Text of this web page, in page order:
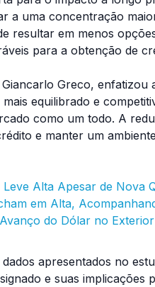
a uma concentração
resultar em menos
para a obtenção de
Greco,
equilibrado e
como um todo. A
e manter um
Leve Alta Apesar de Nova
em Alta,
do Dólar no Exterior
apresentados no
e suas